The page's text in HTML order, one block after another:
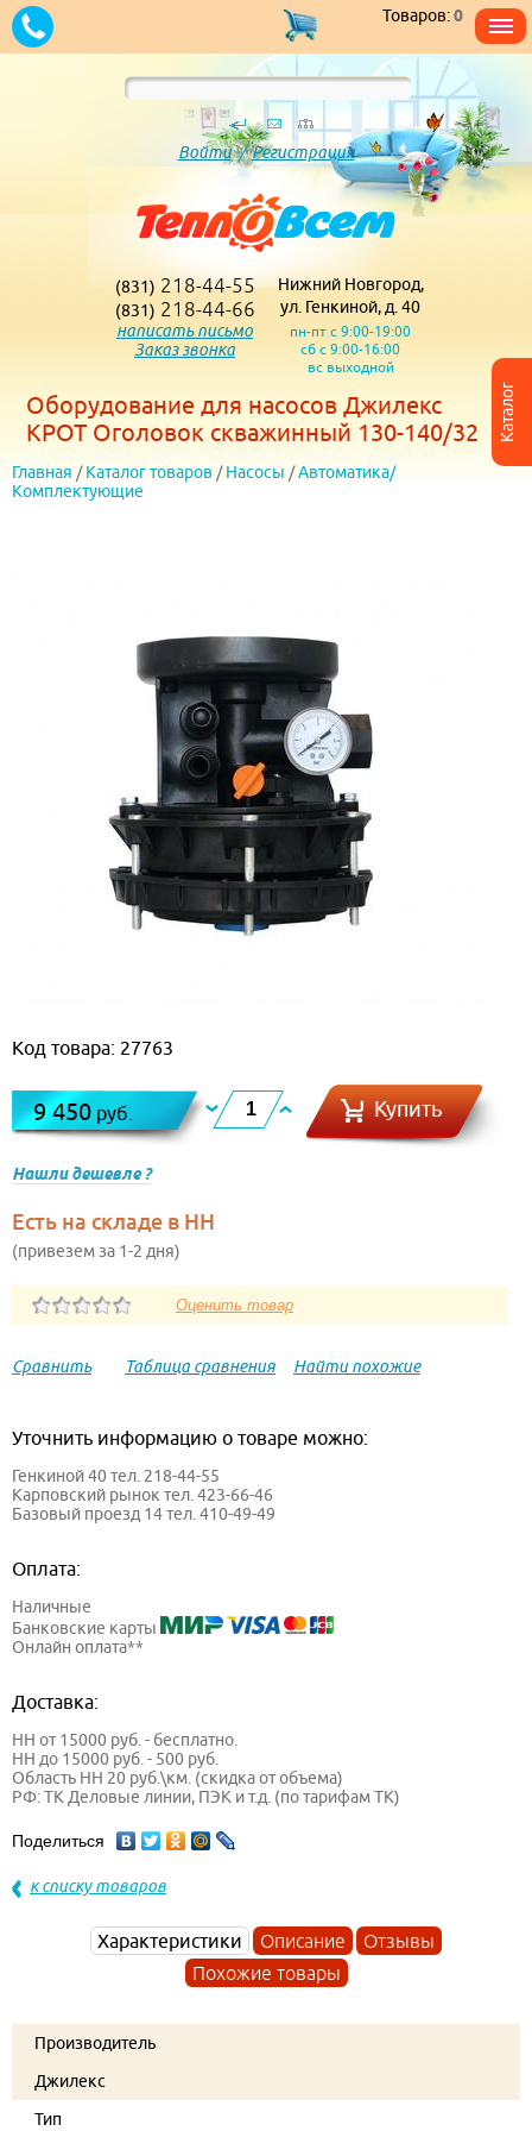
Каталог
Товаров:0
Войти/Регистрация
(831) 218-44-55
(831) 218-44-66
написать письмо
Заказ звонка
Нижний Новгород,
ул. Генкиной, д. 40
пн-пт с 9:00-19:00
сб с 9:00-16:00
вс выходной
Оборудование для насосов Джилекс
КРОТ Оголовок скважинный 130-140/32
Главная / Каталог товаров / Насосы /Автоматика/
Комплектующие
Код товара: 27763
9 450 руб. Купить
Нашли дешевле ?
Есть на складе в НН
(привезем за 1-2 дня)
Сравнить Таблица сравнения Найти похожие
Уточнить информацию о товаре можно:
Генкиной 40 тел. 218-44-55
Карповский рынок тел. 423-66-46
Базовый проезд 14 тел. 410-49-49
Оплата:
Наличные
Банковские карты
Онлайн оплата**
Доставка:
НН от 15000 руб. - бесплатно.
НН до 15000 руб. - 500 руб.
Область НН 20 руб.\км. (скидка от объема)
РФ: ТК Деловые линии, ПЭК и т.д. (по тарифам ТК)
Поделиться
к списку товаров
Характеристики Описание
Отзывы
Похожие товары
Производитель
Джилекс
Тип